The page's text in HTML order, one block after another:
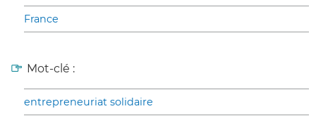
France
Mot-clé :
entrepreneuriat solidaire